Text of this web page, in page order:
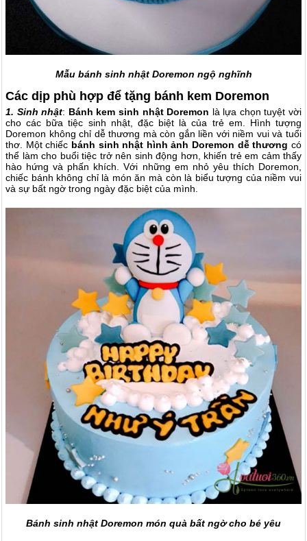
Mẫu bánh sinh nhật Doremon ngộ nghĩnh
Các dịp phù hợp để tặng bánh kem Doremon
1. Sinh nhật: Bánh kem sinh nhật Doremon là lựa chọn tuyệt vời
cho các bữa tiệc sinh nhật, đặc biệt là của trẻ em. Hình tượng
Doremon không chỉ dễ thương mà còn gắn liền với niềm vui và tuổi
thơ. Một chiếc bánh sinh nhật hình ảnh Doremon dễ thương có
thể làm cho buổi tiệc trở nên sinh động hơn, khiến trẻ em cảm thấy
hào hứng và phấn khích. Với những em nhỏ yêu thích Doremon,
chiếc bánh không chỉ là món ăn mà còn là biểu tượng của niềm vui
và sự bất ngờ trong ngày đặc biệt của mình.
Bánh sinh nhật Doremon món quà bất ngờ cho bé yêu